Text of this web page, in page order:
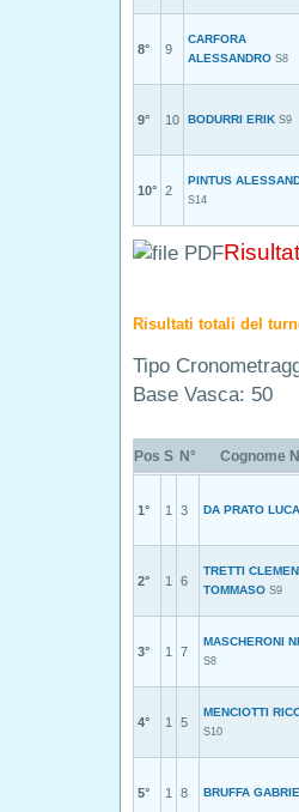
8° 9
CARFORA
ALESSANDRO S8
9° 10 BODURRI ERIK S9
10° 2
PINTUS
S14
Risultati totali del
Tipo
Base Vasca: 50
Pos S N° Cognome
1° 1 3 DA PRATO LUCA
2° 1 6
TRETTI
TOMMASO S9
3° 1 7
MASCHERONI
S8
4° 1 5
MENCIOTTI
S10
5° 1 8 BRUFFA